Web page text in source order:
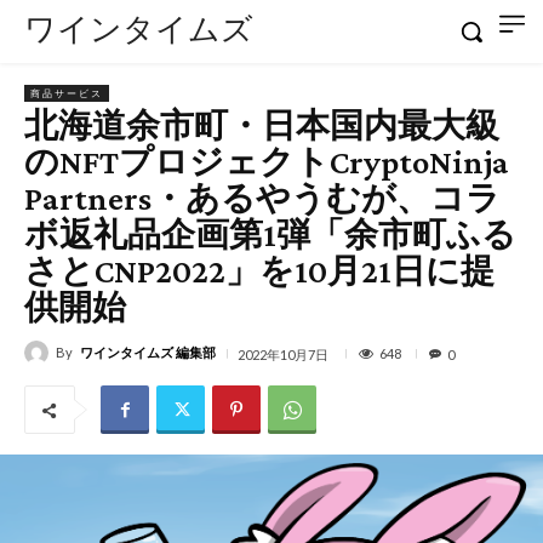
ワインタイムズ
商品サービス
北海道余市町・日本国内最大級
のNFTプロジェクトCryptoNinja
Partners・あるやうむが、コラ
ボ返礼品企画第1弾「余市町ふる
さとCNP2022」を10月21日に提
供開始
By ワインタイムズ 編集部 2022年10月7日 648 0